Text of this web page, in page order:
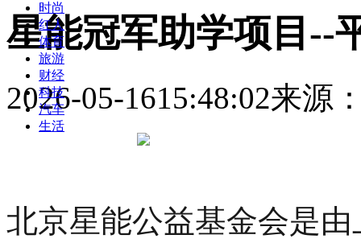
时尚
红人
体育
旅游
财经
科技
汽车
生活
星能冠军助学项目--
2026-05-1615:48:02来源
北京星能公益基金会是